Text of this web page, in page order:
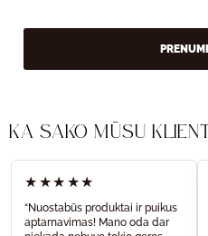
KĄ SAKO MŪSŲ
★★★★★
“Nuostabūs produktai ir puikus
aptarnavimas! Mano oda dar